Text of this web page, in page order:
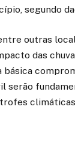
segundo
outras
das
serão